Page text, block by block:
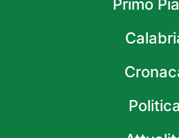
Primo
Politica